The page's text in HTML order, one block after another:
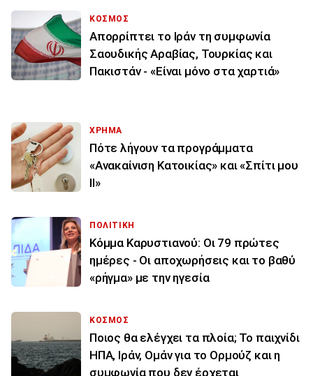
ΚΟΣΜΟΣ
Απορρίπτει το Ιράν τη συμφωνία
Σαουδικής Αραβίας, Τουρκίας και
Πακιστάν - «Είναι μόνο στα χαρτιά»
ΧΡΗΜΑ
Πότε λήγουν τα προγράμματα
«Ανακαίνιση Κατοικίας» και «Σπίτι μου
ΙΙ»
ΠΟΛΙΤΙΚΗ
Κόμμα Καρυστιανού: Οι 79 πρώτες
ημέρες - Οι αποχωρήσεις και το βαθύ
«ρήγμα» με την ηγεσία
ΚΟΣΜΟΣ
Ποιος θα ελέγχει τα πλοία; Το παιχνίδι
ΗΠΑ, Ιράν, Ομάν για το Ορμούζ και η
συμφωνία που δεν έρχεται